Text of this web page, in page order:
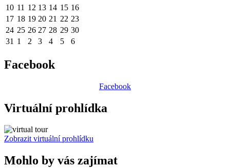
10 11 12 13 14 15 16
17 18 19 20 21 22 23
24 25 26 27 28 29 30
31 1 2 3 4 5 6
Facebook
Facebook
Virtuální prohlídka
Zobrazit virtuální prohlídku
Mohlo by vás zajímat